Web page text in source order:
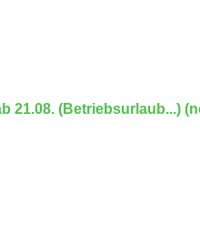
21.08. (Betriebsurlaub...)